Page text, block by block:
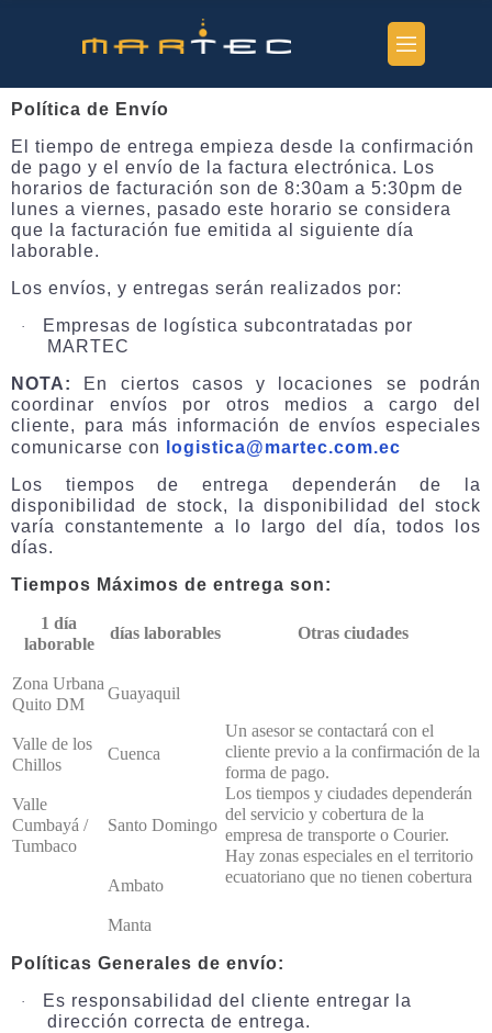
Política de Envío
El tiempo de entrega empieza desde la confirmación
de pago y el envío de la factura electrónica. Los
horarios de facturación son de 8:30am a 5:30pm de
lunes a viernes, pasado este horario se considera
que la facturación fue emitida al siguiente día
laborable.
Los envíos, y entregas serán realizados por:
·
Empresas de logística subcontratadas por
MARTEC
NOTA:
En ciertos casos y locaciones se podrán
coordinar envíos por otros medios a cargo del
cliente, para más información de envíos especiales
comunicarse con
logistica@martec.com.ec
Los tiempos de entrega dependerán de la
disponibilidad de stock, la disponibilidad del stock
varía constantemente a lo largo del día, todos los
días.
Tiempos Máximos de entrega son:
1 día
laborable
días laborables Otras ciudades
Zona Urbana
Quito DM
Guayaquil
Un asesor se contactará con el
cliente previo a la confirmación de la
forma de pago.
Los tiempos y ciudades dependerán
del servicio y cobertura de la
empresa de transporte o Courier.
Hay zonas especiales en el territorio
ecuatoriano que no tienen cobertura
Valle de los
Chillos
Cuenca
Valle
Cumbayá /
Tumbaco
Santo Domingo
Ambato
Manta
Políticas Generales de envío:
·
Es responsabilidad del cliente entregar la
dirección correcta de entrega.